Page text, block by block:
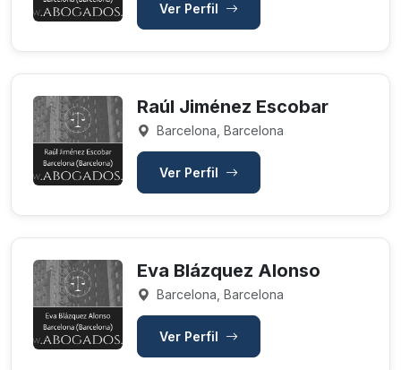
Ver Perfil
Raúl Jiménez Escobar
Barcelona, Barcelona
Ver Perfil
Eva Blázquez Alonso
Barcelona, Barcelona
Ver Perfil